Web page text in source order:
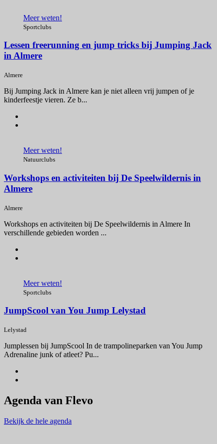
Meer weten!
Sportclubs
Lessen freerunning en jump tricks bij Jumping Jack
in Almere
Almere
Bij Jumping Jack in Almere kan je niet alleen vrij jumpen of je
kinderfeestje vieren. Ze b...
Meer weten!
Natuurclubs
Workshops en activiteiten bij De Speelwildernis in
Almere
Almere
Workshops en activiteiten bij De Speelwildernis in Almere In
verschillende gebieden worden ...
Meer weten!
Sportclubs
JumpScool van You Jump Lelystad
Lelystad
Jumplessen bij JumpScool In de trampolineparken van You Jump
Adrenaline junk of atleet? Pu...
Agenda van Flevo
Bekijk de hele agenda